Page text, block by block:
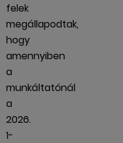
felek
megállapodtak,
hogy
amennyiben
a
munkáltatónál
a
2026.
1-